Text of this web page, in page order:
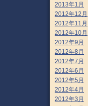
2013年1月
2012年12月
2012年11月
2012年10月
2012年9月
2012年8月
2012年7月
2012年6月
2012年5月
2012年4月
2012年3月